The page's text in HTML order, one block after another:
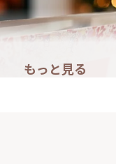
もっと見る